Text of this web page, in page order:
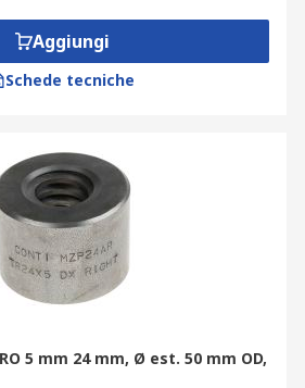
Aggiungi
Schede tecniche
5 mm 24 mm, Ø est. 50 mm OD,